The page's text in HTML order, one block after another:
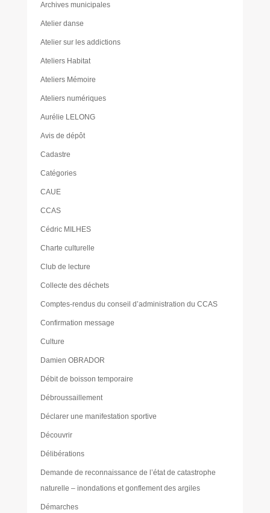
Archives municipales
Atelier danse
Atelier sur les addictions
Ateliers Habitat
Ateliers Mémoire
Ateliers numériques
Aurélie LELONG
Avis de dépôt
Cadastre
Catégories
CAUE
CCAS
Cédric MILHES
Charte culturelle
Club de lecture
Collecte des déchets
Comptes-rendus du conseil d’administration du CCAS
Confirmation message
Culture
Damien OBRADOR
Débit de boisson temporaire
Débroussaillement
Déclarer une manifestation sportive
Découvrir
Délibérations
Demande de reconnaissance de l’état de catastrophe
naturelle – inondations et gonflement des argiles
Démarches